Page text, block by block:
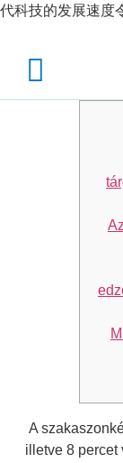
代科技的发展速度
A
illetve 8 percet